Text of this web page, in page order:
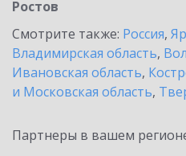
Ростов
Смотрите также: Россия,
Владимирская область,
Ивановская область,
и Московская область,
Партнеры в вашем